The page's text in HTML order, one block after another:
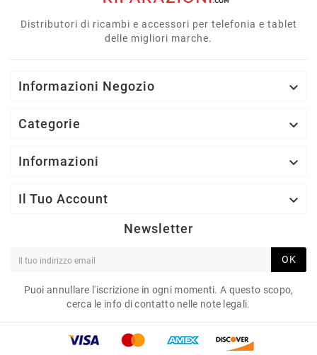
Distributori di ricambi e accessori per telefonia e tablet
delle migliori marche.
Informazioni Negozio 
Categorie 
Informazioni 
Il Tuo Account 
Newsletter
OK
Puoi annullare l'iscrizione in ogni momenti. A questo scopo,
cerca le info di contatto nelle note legali.